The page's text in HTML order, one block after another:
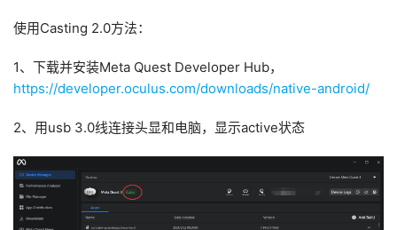
使用Casting 2.0方法：
1、下载并安装Meta Quest Developer Hub，
https://developer.oculus.com/downloads/native-android/
2、用usb 3.0线连接头显和电脑，显示active状态